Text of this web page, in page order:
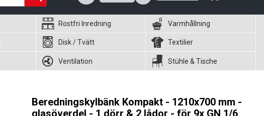
Rostfri Inredning Varmhållning
Disk / Tvätt Textilier
Ventilation Stühle & Tische
Beredningskylbänk Kompakt - 1210x700 mm -
glasöverdel - 1 dörr & 2 lådor - för 9x GN 1/6